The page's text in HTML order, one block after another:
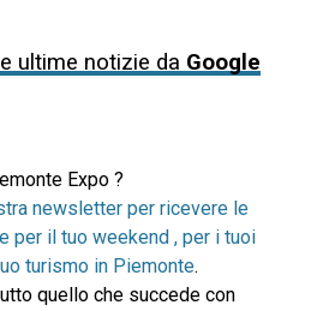
ultime notizie da Google
Expo ?
newsletter per ricevere le
per il tuo weekend , per i tuoi
turismo in Piemonte.
quello che succede con